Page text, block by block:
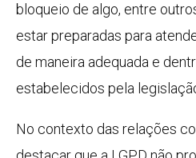
bloqueio de algo, entre
estar preparadas para
de maneira adequada e
estabelecidos pela
No contexto das relações